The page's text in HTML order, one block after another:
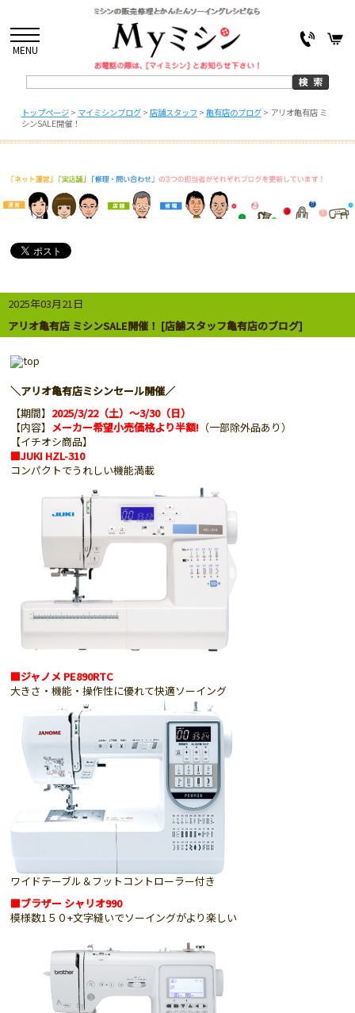
MENU
トップページ> マイミシンブログ> 店舗スタッフ > 亀有店のブログ> アリオ亀有店 ミ
シンSALE開催！
2025年03月21日
アリオ亀有店 ミシンSALE開催！ [店舗スタッフ亀有店のブログ]
＼アリオ亀有店ミシンセール開催／
【期間】 2025/3/22（土）～3/30（日）
【内容】 メーカー希望小売価格より半額! （一部除外品あり）
【イチオシ商品】
■JUKI HZL-310
コンパクトでうれしい機能満載
■ジャノメ PE890RTC
大きさ・機能・操作性に優れて快適ソーイング
ワイドテーブル＆フットコントローラー付き
■ブラザー シャリオ990
模様数1５０+文字縫いでソーイングがより楽しい